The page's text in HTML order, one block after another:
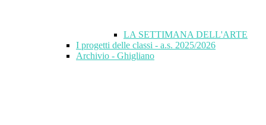
LA SETTIMANA DELL'ARTE
I progetti delle classi - a.s. 2025/2026
Archivio - Ghigliano